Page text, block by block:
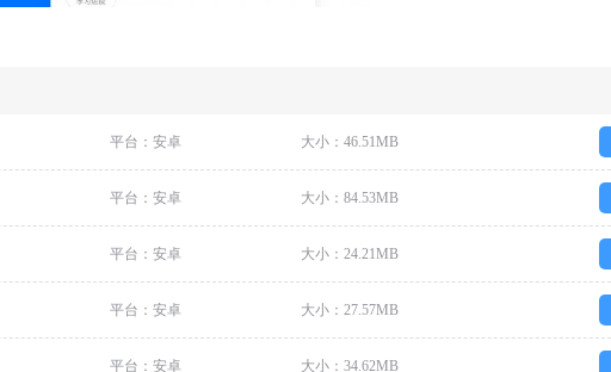
平台：安卓 大小：46.51MB
平台：安卓 大小：84.53MB
平台：安卓 大小：24.21MB
平台：安卓 大小：27.57MB
平台：安卓 大小：34.62MB